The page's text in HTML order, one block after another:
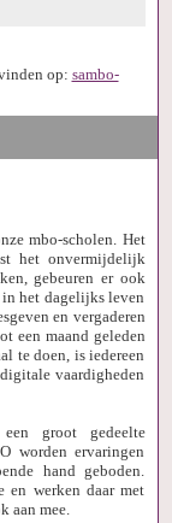
op: sambo-
mbo-scholen. Het
het onvermijdelijk
gebeuren er ook
het dagelijks leven
en vergaderen
een maand geleden
te doen, is iedereen
vaardigheden
groot gedeelte
worden ervaringen
hand geboden.
en werken daar met
aan mee.